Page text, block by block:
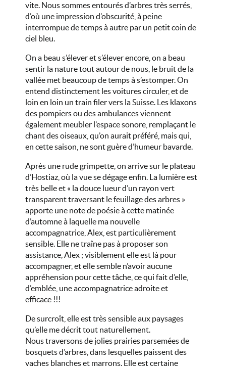
vite. Nous sommes entourés d’arbres très serrés,
d’où une impression d’obscurité, à peine
interrompue de temps à autre par un petit coin de
ciel bleu.
On a beau s’élever et s’élever encore, on a beau
sentir la nature tout autour de nous, le bruit de la
vallée met beaucoup de temps à s’estomper. On
entend distinctement les voitures circuler, et de
loin en loin un train filer vers la Suisse. Les klaxons
des pompiers ou des ambulances viennent
également meubler l’espace sonore, remplaçant le
chant des oiseaux, qu’on aurait préféré, mais qui,
en cette saison, ne sont guère d’humeur bavarde.
Après une rude grimpette, on arrive sur le plateau
d’Hostiaz, où la vue se dégage enfin. La lumière est
très belle et « la douce lueur d’un rayon vert
transparent traversant le feuillage des arbres »
apporte une note de poésie à cette matinée
d’automne à laquelle ma nouvelle
accompagnatrice, Alex, est particulièrement
sensible. Elle ne traîne pas à proposer son
assistance, Alex ; visiblement elle est là pour
accompagner, et elle semble n’avoir aucune
appréhension pour cette tâche, ce qui fait d’elle,
d’emblée, une accompagnatrice adroite et
efficace !!!
De surcroît, elle est très sensible aux paysages
qu’elle me décrit tout naturellement.
Nous traversons de jolies prairies parsemées de
bosquets d’arbres, dans lesquelles paissent des
vaches blanches et marrons. Elle est certaine